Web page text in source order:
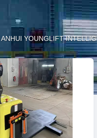
ANHUI YOUNGLIFT